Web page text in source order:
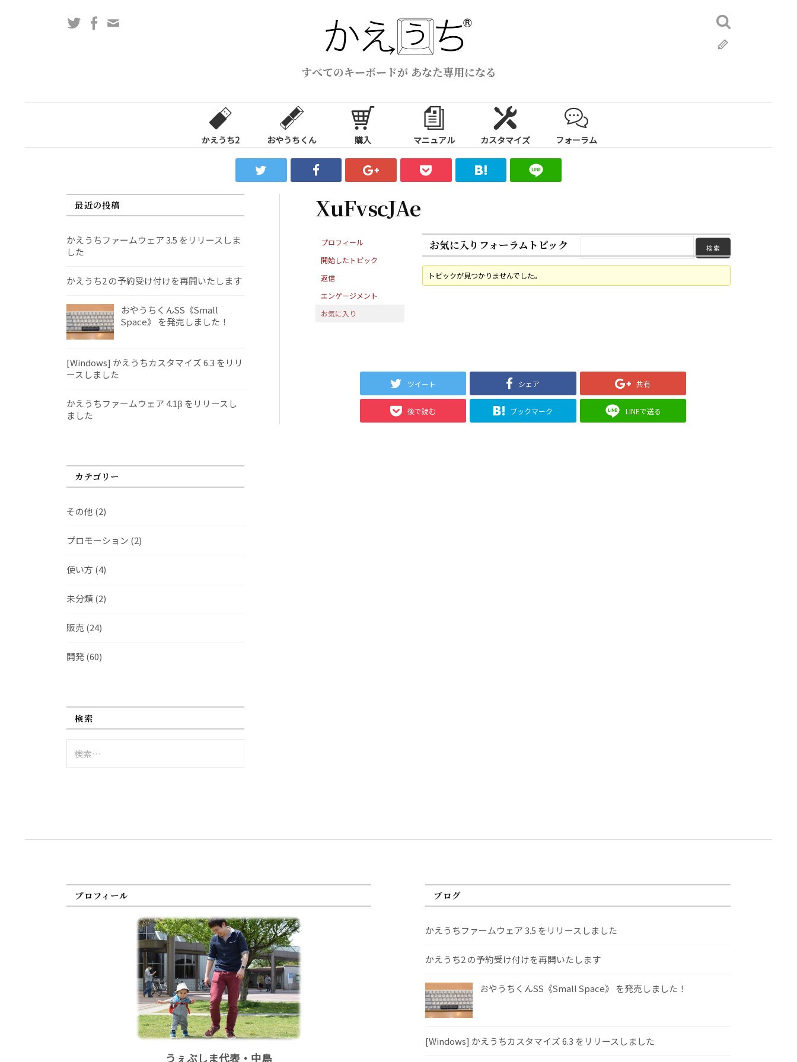
ス
すべてのキーボードが あなた専用になる
TwitterFacebook
検
索:
かえうち2 おやうちくん 購入 マニュアル カスタマイズ フォーラム
XuFvscJAe
プロフィール
開始したトピック
返信
エンゲージメント
お気に入り
お気に入りフォーラムトピック
トピックが見つかりませんでした。
ツイート シェア 共有
後で読む ブックマーク LINEで送る
最近の投稿
かえうちファームウェア 3.5 をリリースしま
した
かえうち2 の予約受け付けを再開いたします
おやうちくんSS《Small
Space》 を発売しました！
[Windows] かえうちカスタマイズ 6.3 をリリ
ースしました
かえうちファームウェア 4.1β をリリースし
ました
カテゴリー
その他 (2)
プロモーション (2)
使い方 (4)
未分類 (2)
販売 (24)
開発(60)
検索
索:
プロフィール
うぇぶしま代表・中島
ブログ
かえうちファームウェア 3.5 をリリースしました
かえうち2 の予約受け付けを再開いたします
おやうちくんSS《Small Space》 を発売しました！
[Windows] かえうちカスタマイズ 6.3 をリリースしました